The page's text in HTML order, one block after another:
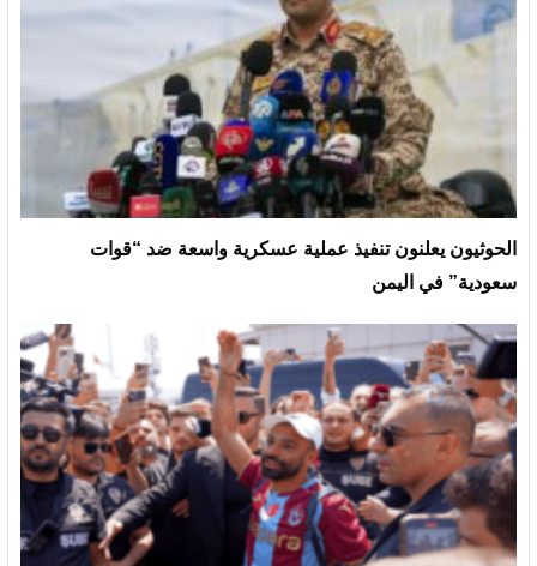
الحوثيون يعلنون تنفيذ عملية عسكرية واسعة ضد “قوات
سعودية” في اليمن